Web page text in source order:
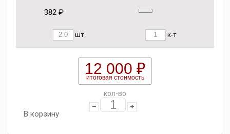
382 ₽
шт. к-т
12 000 ₽
итоговая стоимость
кол-во
В корзину